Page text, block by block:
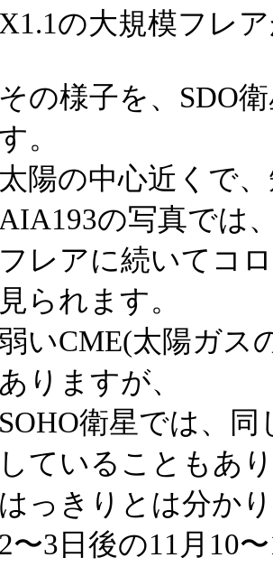
X1.1の大規模フレ
その様子を、SDO
。
太陽の中心近くで
AIA193の写真では
フレアに続いてコ
見られます。
いCME(太陽ガス
ありますが、
SOHO衛星では、
していることもあ
はっきりとは分か
2〜3日後の11月10